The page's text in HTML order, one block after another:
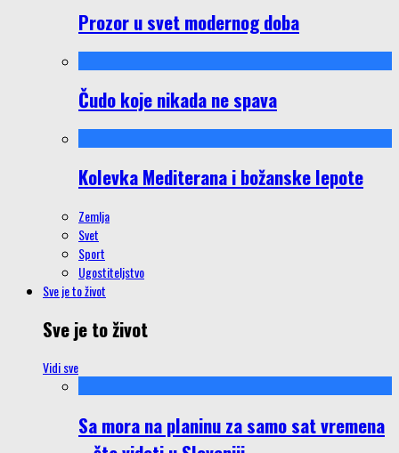
Prozor u svet modernog doba
Čudo koje nikada ne spava
Kolevka Mediterana i božanske lepote
Zemlja
Svet
Sport
Ugostiteljstvo
Sve je to život
Sve je to život
Vidi sve
Sa mora na planinu za samo sat vremena